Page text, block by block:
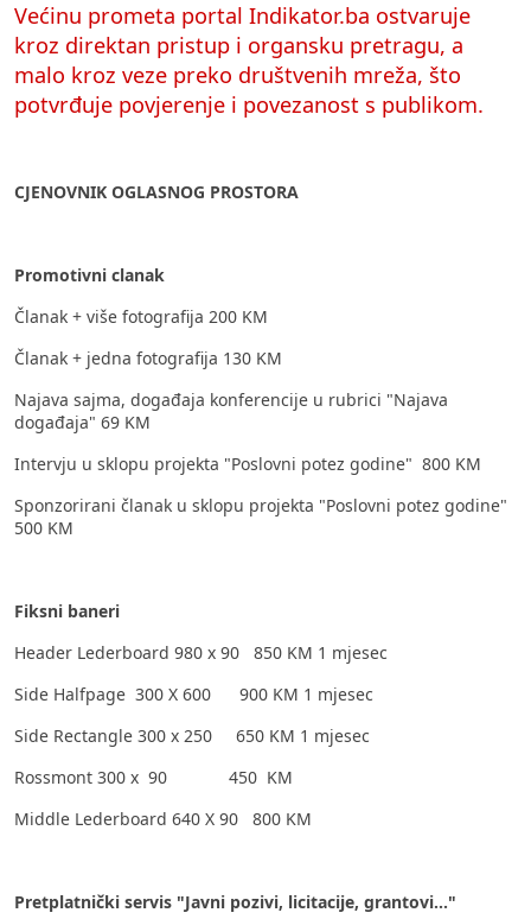
Većinu prometa portal Indikator.ba ostvaruje
kroz direktan pristup i organsku pretragu, a
malo kroz veze preko društvenih mreža, što
potvrđuje povjerenje i povezanost s publikom.
CJENOVNIK OGLASNOG PROSTORA
Promotivni clanak
Članak + više fotografija 200 KM
Članak + jedna fotografija 130 KM
Najava sajma, događaja konferencije u rubrici "Najava
događaja" 69 KM
Intervju u sklopu projekta "Poslovni potez godine" 800 KM
Sponzorirani članak u sklopu projekta "Poslovni potez godine"
500 KM
Fiksni baneri
Header Lederboard 980 x 90 850 KM 1 mjesec
Side Halfpage 300 X 600 900 KM 1 mjesec
Side Rectangle 300 x 250 650 KM 1 mjesec
Rossmont 300 x 90 450 KM
Middle Lederboard 640 X 90 800 KM
Pretplatnički servis "Javni pozivi, licitacije, grantovi..."